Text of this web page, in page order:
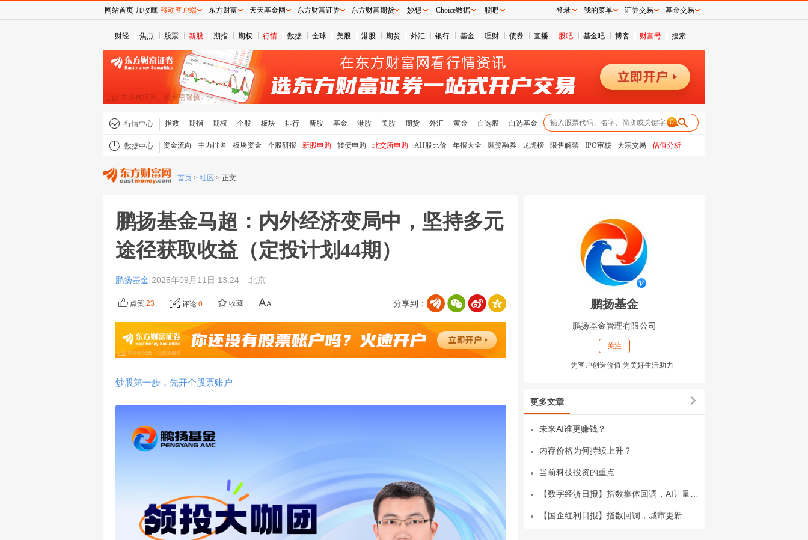
财经 焦点 股票 新股 期指 期权 行情 数据 全球 美股 港股 期货 外汇 银行 基金 理财 债券 直播 股吧 基金吧 博客 财富号 搜索
行情中心 指数 期指 期权 个股 板块 排行 新股 基金 港股 美股 期货 外汇 黄金 自选股 自选基金 0
数据中心 资金流向 主力排名 板块资金 个股研报 新股申购 转债申购 北交所申购 AH股比价 年报大全 融资融券 龙虎榜 限售解禁 IPO审核 大宗交易 估值分析
首页 > 社区 > 正文
鹏扬基金马超：内外经济变局中，坚持多元
途径获取收益（定投计划44期）
鹏扬基金 2025年09月11日 13:24 北京
分享到：
点赞 23 评论 0 收藏
炒股第一步，先开个股票账户
鹏扬基金
鹏扬基金管理有限公司
关注
为客户创造价值 为美好生活助力
更多文章
未来AI谁更赚钱？
内存价格为何持续上升？
当前科技投资的重点
网站首页 加收藏 移动客户端 东方财富 天天基金网 东方财富证券 东方财富期货 妙想 Choice数据 股吧 登录 我的菜单 证券交易 基金交易